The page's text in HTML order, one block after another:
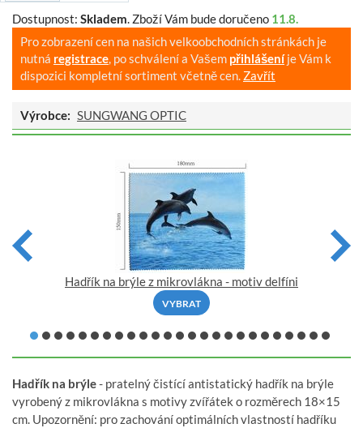
Dostupnost: Skladem. Zboží Vám bude doručeno 11.8.
Pro zobrazení cen na našich velkoobchodních stránkách je
nutná registrace, po schválení a Vašem přihlášeníje Vám k
dispozici kompletní sortiment včetně cen. Zavřít
Výrobce: SUNGWANG OPTIC
Hadřík na brýle z mikrovlákna - motiv delfíni
VYBRAT
Hadřík na brýle- pratelný čistící antistatický hadřík na brýle
vyrobený z mikrovlákna s motivy zvířátek o rozměrech 18×15
cm. Upozornění: pro zachování optimálních vlastností hadříku